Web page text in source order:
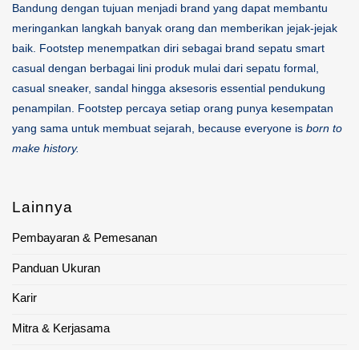
Bandung dengan tujuan menjadi brand yang dapat membantu
meringankan langkah banyak orang dan memberikan jejak-jejak
baik. Footstep menempatkan diri sebagai brand sepatu smart
casual dengan berbagai lini produk mulai dari sepatu formal,
casual sneaker, sandal hingga aksesoris essential pendukung
penampilan. Footstep percaya setiap orang punya kesempatan
yang sama untuk membuat sejarah, because everyone is born to
make history.
Lainnya
Pembayaran & Pemesanan
Panduan Ukuran
Karir
Mitra & Kerjasama